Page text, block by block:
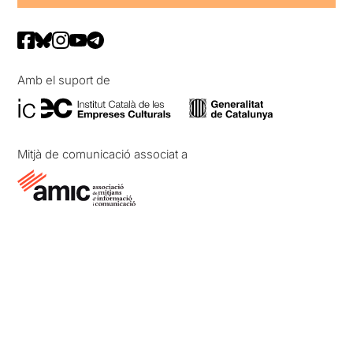
Amb el suport de
Mitjà de comunicació associat a